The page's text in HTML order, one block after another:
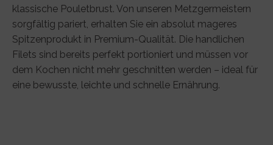
klassische Pouletbrust. Von unseren Metzgermeistern
sorgfältig pariert, erhalten Sie ein absolut mageres
Spitzenprodukt in Premium-Qualität. Die handlichen
Filets sind bereits perfekt portioniert und müssen vor
dem Kochen nicht mehr geschnitten werden – ideal für
eine bewusste, leichte und schnelle Ernährung.